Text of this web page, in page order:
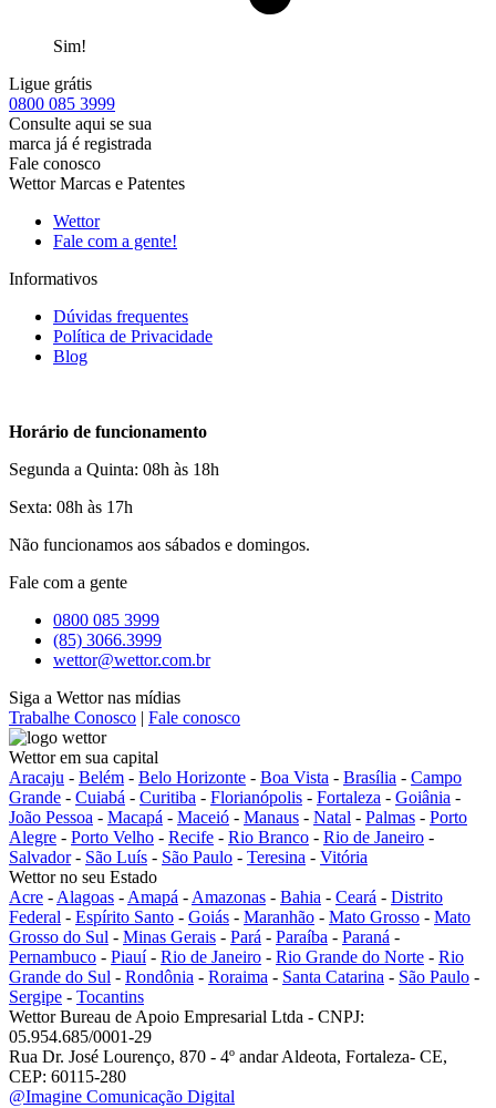
Sim!
Ligue grátis
0800 085 3999
Consulte aqui se sua
marca já é registrada
Fale conosco
Wettor Marcas e Patentes
Wettor
Fale com a gente!
Informativos
Dúvidas frequentes
Política de Privacidade
Blog
Horário de funcionamento
Segunda a Quinta: 08h às 18h
Sexta: 08h às 17h
Não funcionamos aos sábados e domingos.
Fale com a gente
0800 085 3999
(85) 3066.3999
wettor@wettor.com.br
Siga a Wettor nas mídias
Trabalhe Conosco | Fale conosco
Wettor em sua capital
Aracaju - Belém - Belo Horizonte - Boa Vista - Brasília - Campo
Grande - Cuiabá - Curitiba - Florianópolis - Fortaleza - Goiânia -
João Pessoa - Macapá - Maceió - Manaus - Natal - Palmas - Porto
Alegre - Porto Velho - Recife - Rio Branco - Rio de Janeiro -
Salvador- São Luís - São Paulo - Teresina - Vitória
Wettor no seu Estado
Acre - Alagoas - Amapá - Amazonas - Bahia - Ceará - Distrito
Federal - Espírito Santo - Goiás - Maranhão - Mato Grosso - Mato
Grosso do Sul - Minas Gerais - Pará - Paraíba - Paraná -
Pernambuco - Piauí- Rio de Janeiro - Rio Grande do Norte - Rio
Grande do Sul - Rondônia - Roraima - Santa Catarina - São Paulo -
Sergipe - Tocantins
Wettor Bureau de Apoio Empresarial Ltda - CNPJ:
05.954.685/0001-29
Rua Dr. José Lourenço, 870 - 4º andar Aldeota, Fortaleza- CE,
CEP: 60115-280
@Imagine Comunicação Digital